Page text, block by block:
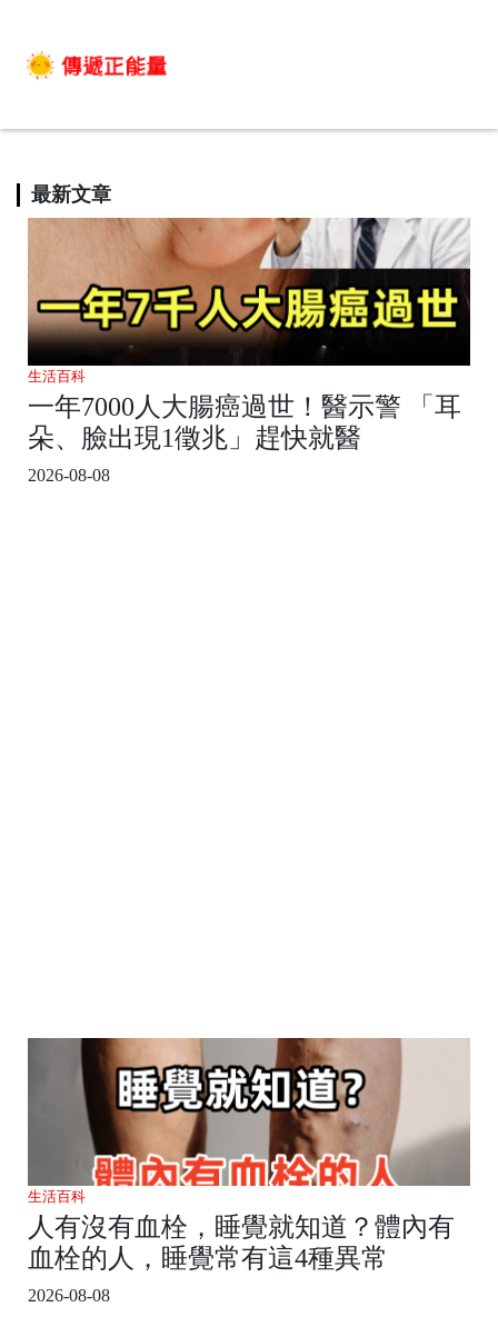
最新文章
生活百科
一年7000人大腸癌過世！醫示警 「耳
朵、臉出現1徵兆」趕快就醫
2026-08-08
生活百科
人有沒有血栓，睡覺就知道？體內有
血栓的人，睡覺常有這4種異常
2026-08-08